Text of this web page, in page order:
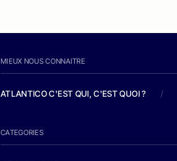
MIEUX NOUS CONNAITRE
ATLANTICO C'EST QUI, C'EST QUOI ? /
CATEGORIES